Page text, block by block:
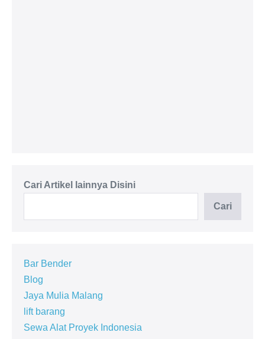
Cari Artikel lainnya Disini
Cari
Bar Bender
Blog
Jaya Mulia Malang
lift barang
Sewa Alat Proyek Indonesia